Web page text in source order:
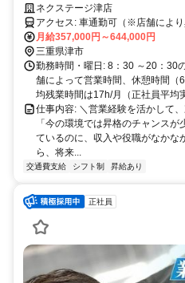
へ！ネクステージ津店
アクセス: 車通勤可（※店舗によ
月給357,000円～644,000円
三重県津市
勤務時間・曜日: 8：30 ～20：30
舗によって営業時間、休憩時間
均残業時間は17h/月（正社員平均
仕事内容: ＼営業経験を活かして
「今の環境では昇格のチャンス
ているのに、収入や役職がなかな
ら、将来...
交通費支給 シフト制 昇給あり
正社員